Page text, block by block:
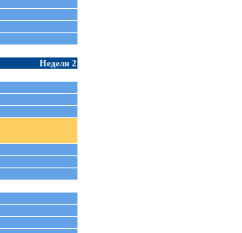
Неделя 2